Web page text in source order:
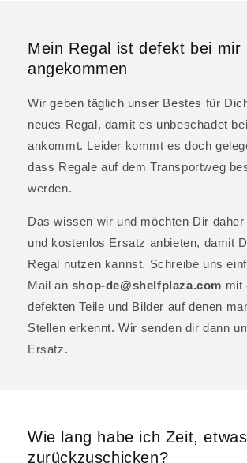
Mein Regal ist defekt bei mir
angekommen
Wir geben täglich unser Bestes für
neues Regal, damit es unbeschadet
ankommt. Leider kommt es doch
dass Regale auf dem Transportweg
werden.
Das wissen wir und möchten Dir
und kostenlos Ersatz anbieten, damit
Regal nutzen kannst. Schreibe uns
Mail an shop-de@shelfplaza.com mit
defekten Teile und Bilder auf denen
Stellen erkennt. Wir senden dir dann
Ersatz.
Wie lang habe ich Zeit, etwas
zurückzuschicken?